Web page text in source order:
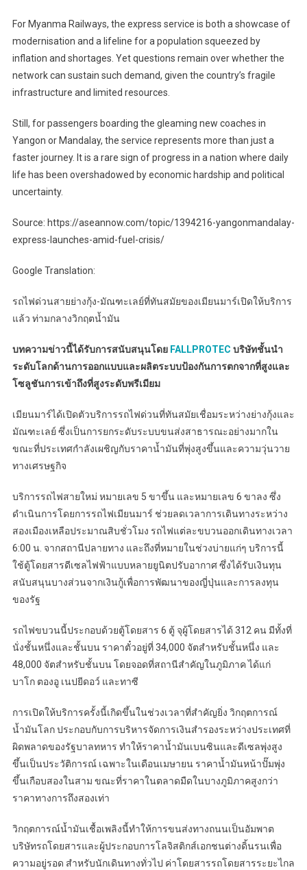
For Myanma Railways, the express service is both a showcase of
modernisation and a lifeline for a population squeezed by
inflation and shortages. Yet questions remain over whether the
network can sustain such demand, given the country’s fragile
infrastructure and limited resources.
Still, for passengers boarding the gleaming new coaches in
Yangon or Mandalay, the service represents more than just a
faster journey. It is a rare sign of progress in a nation where daily
life has been overshadowed by economic hardship and political
uncertainty.
Source: https://aseannow.com/topic/1394216-yangonmandalay-
express-launches-amid-fuel-crisis/
Google Translation:
รถไฟด่วนสายย่างกุ้ง-มัณฑะเลย์ที่ทันสมัยของเมียนมาร์เปิดให้บริการ
แล้ว ท่ามกลางวิกฤตน้ำมัน
บทความข่าวนี้ได้รับการสนับสนุนโดย FALLPROTEC บริษัทชั้นนำ
ระดับโลกด้านการออกแบบและผลิตระบบป้องกันการตกจากที่สูงและ
โซลูชันการเข้าถึงที่สูงระดับพรีเมียม
เมียนมาร์ได้เปิดตัวบริการรถไฟด่วนที่ทันสมัยเชื่อมระหว่างย่างกุ้งและ
มัณฑะเลย์ ซึ่งเป็นการยกระดับระบบขนส่งสาธารณะอย่างมากใน
ขณะที่ประเทศกำลังเผชิญกับราคาน้ำมันที่พุ่งสูงขึ้นและความวุ่นวาย
ทางเศรษฐกิจ
บริการรถไฟสายใหม่ หมายเลข 5 ขาขึ้น และหมายเลข 6 ขาลง ซึ่ง
ดำเนินการโดยการรถไฟเมียนมาร์ ช่วยลดเวลาการเดินทางระหว่าง
สองเมืองเหลือประมาณสิบชั่วโมง รถไฟแต่ละขบวนออกเดินทางเวลา
6:00 น. จากสถานีปลายทาง และถึงที่หมายในช่วงบ่ายแก่ๆ บริการนี้
ใช้ตู้โดยสารดีเซลไฟฟ้าแบบหลายยูนิตปรับอากาศ ซึ่งได้รับเงินทุน
สนับสนุนบางส่วนจากเงินกู้เพื่อการพัฒนาของญี่ปุ่นและการลงทุน
ของรัฐ
รถไฟขบวนนี้ประกอบด้วยตู้โดยสาร 6 ตู้ จุผู้โดยสารได้ 312 คน มีทั้งที่
นั่งชั้นหนึ่งและชั้นบน ราคาตั๋วอยู่ที่ 34,000 จัตสำหรับชั้นหนึ่ง และ
48,000 จัตสำหรับชั้นบน โดยจอดที่สถานีสำคัญในภูมิภาค ได้แก่
บาโก ตองอู เนปยีดอว์ และทาซี
การเปิดให้บริการครั้งนี้เกิดขึ้นในช่วงเวลาที่สำคัญยิ่ง วิกฤตการณ์
น้ำมันโลก ประกอบกับการบริหารจัดการเงินสำรองระหว่างประเทศที่
ผิดพลาดของรัฐบาลทหาร ทำให้ราคาน้ำมันเบนซินและดีเซลพุ่งสูง
ขึ้นเป็นประวัติการณ์ เฉพาะในเดือนเมษายน ราคาน้ำมันหน้าปั๊มพุ่ง
ขึ้นเกือบสองในสาม ขณะที่ราคาในตลาดมืดในบางภูมิภาคสูงกว่า
ราคาทางการถึงสองเท่า
วิกฤตการณ์น้ำมันเชื้อเพลิงนี้ทำให้การขนส่งทางถนนเป็นอัมพาต
บริษัทรถโดยสารและผู้ประกอบการโลจิสติกส์เอกชนต่างดิ้นรนเพื่อ
ความอยู่รอด สำหรับนักเดินทางทั่วไป ค่าโดยสารรถโดยสารระยะไกล